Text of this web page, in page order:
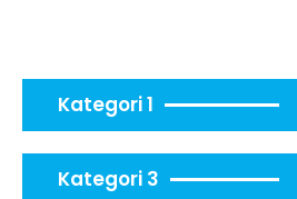
Kategori 1
Kategori 3